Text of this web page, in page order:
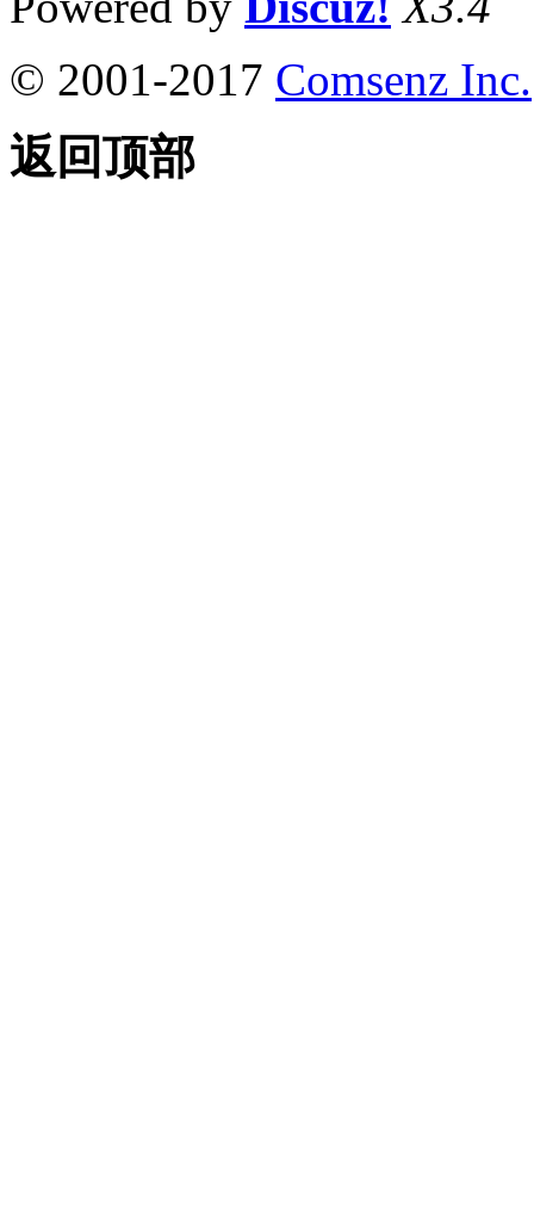
© 2001-2017 Comsenz Inc.
返回顶部